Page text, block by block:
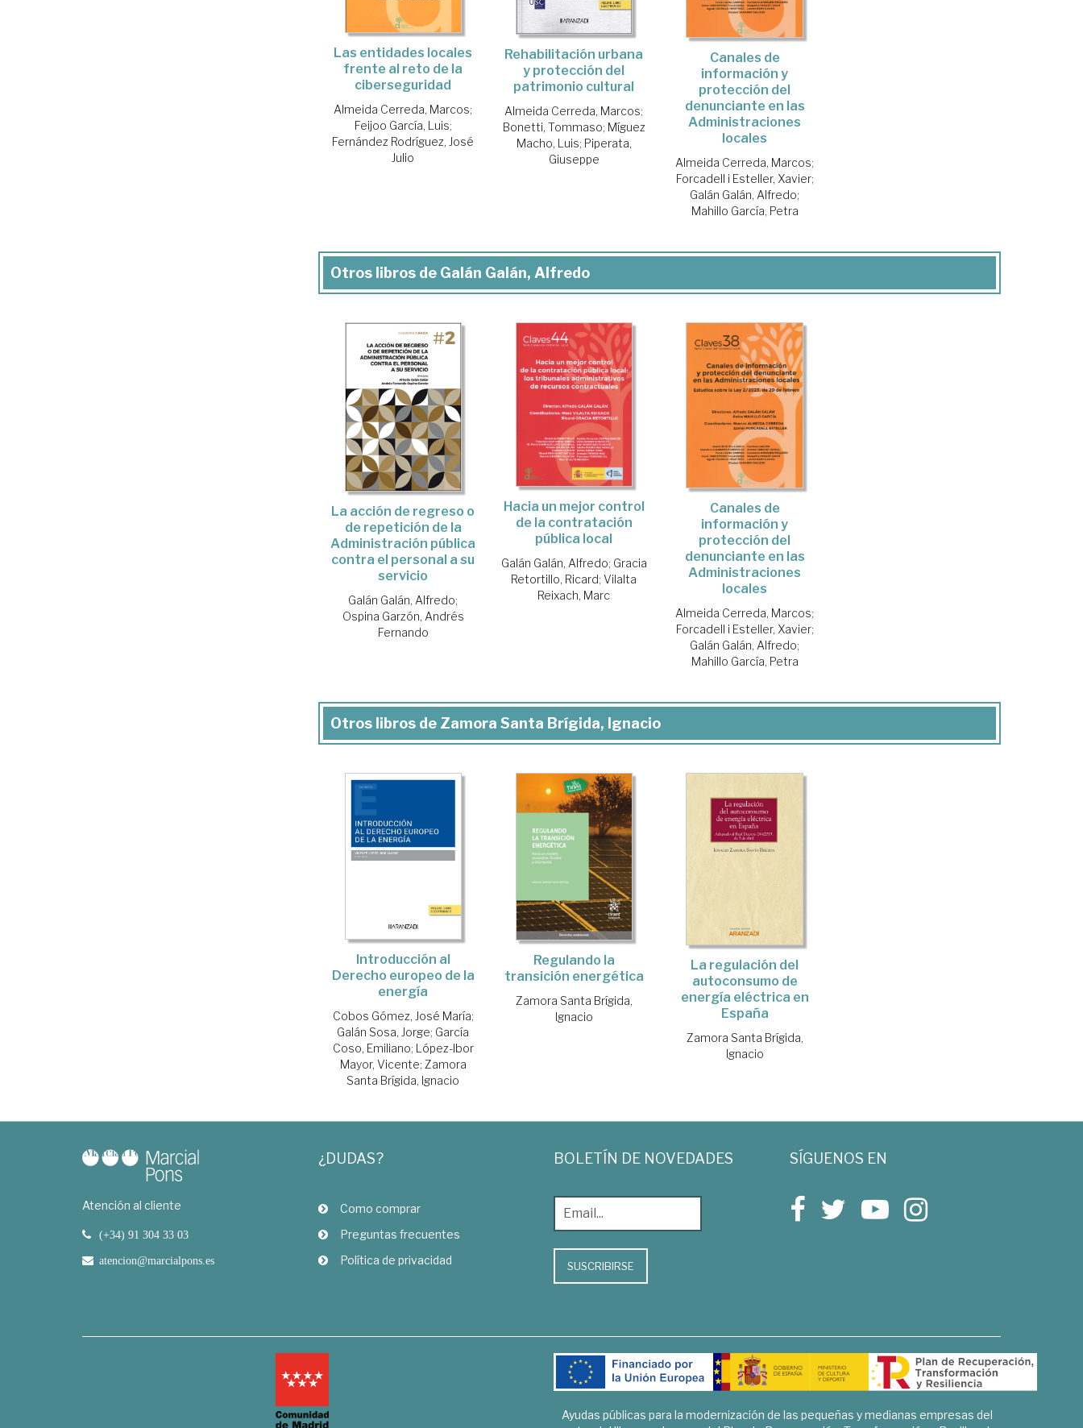
Las entidades locales
frente al reto de la
ciberseguridad
Almeida Cerreda, Marcos;
Feijoo García, Luis;
Fernández Rodríguez, José
Julio
Rehabilitación urbana
y protección del
patrimonio cultural
Almeida Cerreda, Marcos;
Bonetti, Tommaso; Míguez
Macho, Luis; Piperata,
Giuseppe
Canales de
información y
protección del
denunciante en las
Administraciones
locales
Almeida Cerreda, Marcos;
Forcadell i Esteller, Xavier;
Galán Galán, Alfredo;
Mahillo García, Petra
Otros libros de Galán Galán, Alfredo
La acción de regreso o
de repetición de la
Administración pública
contra el personal a su
servicio
Galán Galán, Alfredo;
Ospina Garzón, Andrés
Fernando
Hacia un mejor control
de la contratación
pública local
Galán Galán, Alfredo; Gracia
Retortillo, Ricard;Vilalta
Reixach, Marc
Canales de
información y
protección del
denunciante en las
Administraciones
locales
Almeida Cerreda, Marcos;
Forcadell i Esteller, Xavier;
Galán Galán, Alfredo;
Mahillo García, Petra
Otros libros de Zamora Santa Brígida, Ignacio
Introducción al
Derecho europeo de la
energía
Cobos Gómez, José María;
Galán Sosa, Jorge; García
Coso, Emiliano; López-Ibor
Mayor, Vicente; Zamora
Santa Brígida, Ignacio
Regulando la
transición energética
Zamora Santa Brígida,
Ignacio
La regulación del
autoconsumo de
energía eléctrica en
España
Zamora Santa Brígida,
Ignacio
Atención al cliente
(+34) 91 304 33 03
atencion@marcialpons.es
¿DUDAS?
Como comprar
Preguntas frecuentes
Política de privacidad
BOLETÍN DE NOVEDADES
SUSCRIBIRSE
SÍGUENOS EN
Ayudas públicas para la modernización de las pequeñas y medianas empresas del